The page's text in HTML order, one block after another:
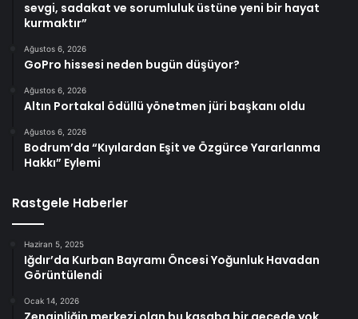
sevgi, sadakat ve sorumluluk üstüne yeni bir hayat
kurmaktır”
Ağustos 6, 2026
GoPro hissesi neden bugün düşüyor?
Ağustos 6, 2026
Altın Portakal ödüllü yönetmen jüri başkanı oldu
Ağustos 6, 2026
Bodrum’da “Kıyılardan Eşit ve Özgürce Yararlanma
Hakkı” Eylemi
Rastgele Haberler
Haziran 5, 2025
Iğdır’da Kurban Bayramı Öncesi Yoğunluk Havadan
Görüntülendi
Ocak 14, 2026